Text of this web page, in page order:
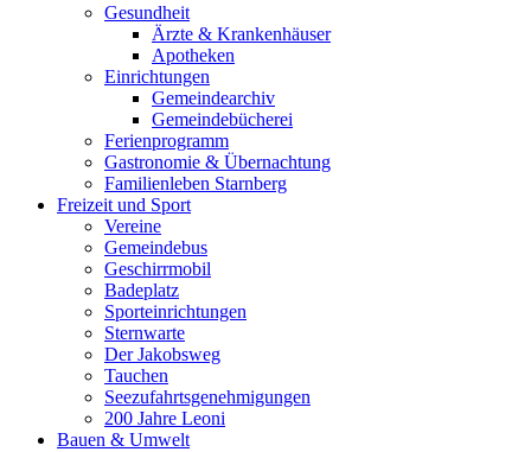
Gesundheit
Ärzte & Krankenhäuser
Apotheken
Einrichtungen
Gemeindearchiv
Gemeindebücherei
Ferienprogramm
Gastronomie & Übernachtung
Familienleben Starnberg
Freizeit und Sport
Vereine
Gemeindebus
Geschirrmobil
Badeplatz
Sporteinrichtungen
Sternwarte
Der Jakobsweg
Tauchen
Seezufahrtsgenehmigungen
200 Jahre Leoni
Bauen & Umwelt